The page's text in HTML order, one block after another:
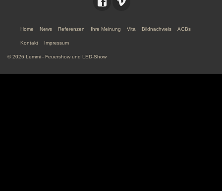
Home News Referenzen Ihre Meinung Vita Bildnachweis AGBs
Kontakt Impressum
© 2026 Lemmi - Feuershow und LED-Show